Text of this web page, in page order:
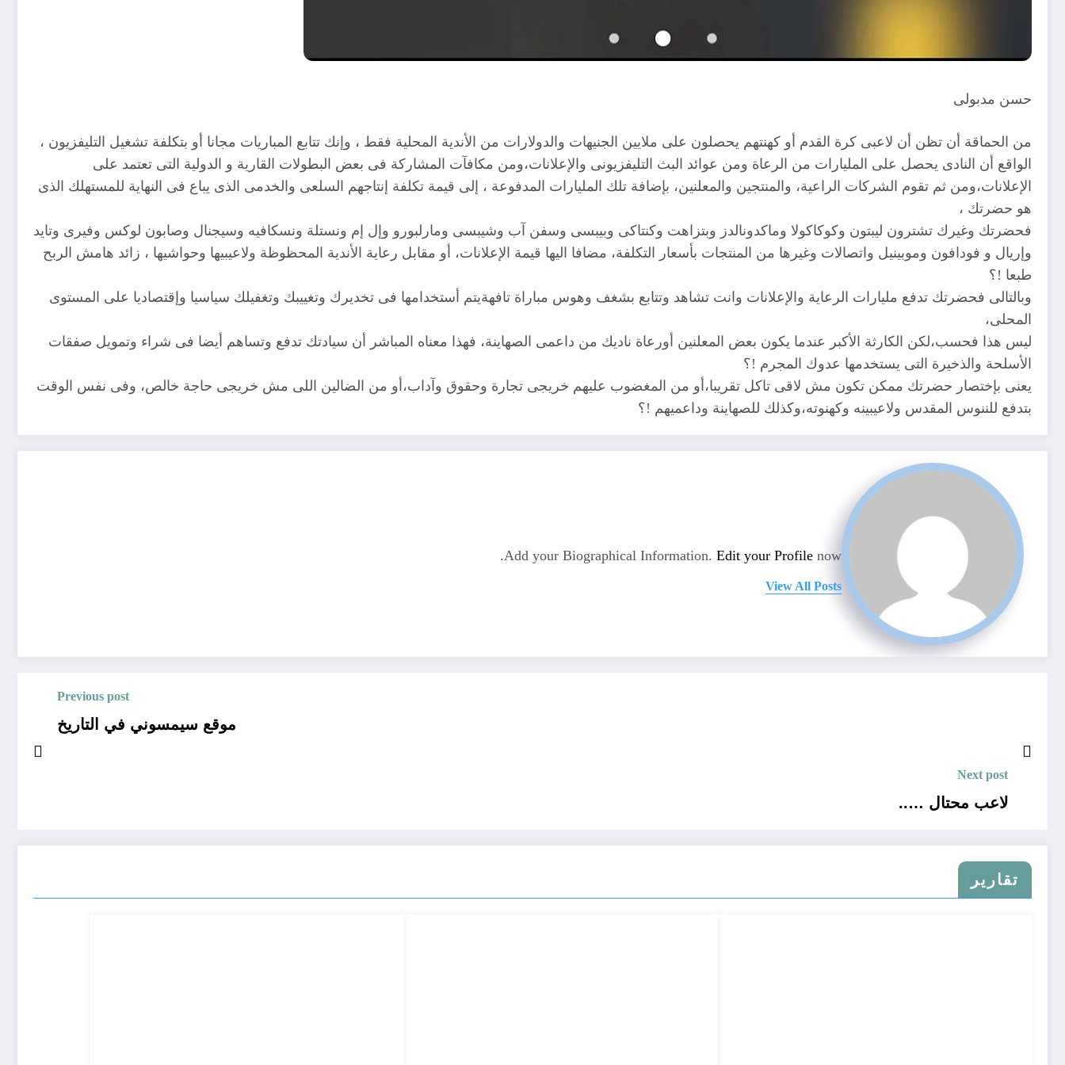
حسن مدبولى
من الحماقة أن تظن أن لاعبى كرة القدم أو كهنتهم يحصلون على ملايين الجنيهات والدولارات من الأندية المحلية فقط ، وإنك تتابع المباريات مجانا أو بتكلفة تشغيل التليفزيون ،
الواقع أن النادى يحصل على المليارات من الرعاة ومن عوائد البث التليفزيونى والإعلانات،ومن مكافآت المشاركة فى بعض البطولات القارية و الدولية التى تعتمد على
الإعلانات،ومن ثم تقوم الشركات الراعية، والمنتجين والمعلنين، بإضافة تلك المليارات المدفوعة ، إلى قيمة تكلفة إنتاجهم السلعى والخدمى الذى يباع فى النهاية للمستهلك الذى
هو حضرتك ،
فحضرتك وغيرك تشترون ليبتون وكوكاكولا وماكدونالدز وبتزاهت وكنتاكى وبيبسى وسفن آب وشيبسى ومارلبورو وإل إم ونستلة ونسكافيه وسيجنال وصابون لوكس وفيرى وتايد
وإريال و فودافون وموبينيل واتصالات وغيرها من المنتجات بأسعار التكلفة، مضافا اليها قيمة الإعلانات، أو مقابل رعاية الأندية المحظوظة ولاعيبيها وحواشيها ، زائد هامش الربح
طبعا !؟
وبالتالى فحضرتك تدفع مليارات الرعاية والإعلانات وانت تشاهد وتتابع بشغف وهوس مباراة تافهةيتم أستخدامها فى تخديرك وتغييبك وتغفيلك سياسيا وإقتصاديا على المستوى
المحلى،
ليس هذا فحسب،لكن الكارثة الأكبر عندما يكون بعض المعلنين أورعاة ناديك من داعمى الصهاينة، فهذا معناه المباشر أن سيادتك تدفع وتساهم أيضا فى شراء وتمويل صفقات
الأسلحة والذخيرة التى يستخدمها عدوك المجرم !؟
يعنى بإختصار حضرتك ممكن تكون مش لاقى تاكل تقريبا،أو من المغضوب عليهم خريجى تجارة وحقوق وآداب،أو من الضالين اللى مش خريجى حاجة خالص، وفى نفس الوقت
بتدفع للننوس المقدس ولاعيبينه وكهنوته،وكذلك للصهاينة وداعميهم !؟
Add your Biographical Information. Edit your Profile now.
View All Posts
Previous post
موقع سيمسوني في التاريخ
Next post
لاعب محتال …..
تقارير